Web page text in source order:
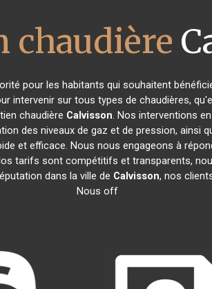
chaudière
pour les habitants qui souhaitent
intervenir sur tous types de chaudières,
chaudière Calvisson. Nos interventions
des niveaux de gaz et de pression, ainsi
et efficace. Nous nous engageons à
tarifs sont compétitifs et transparents,
dans la ville de Calvisson, nos
Nous off